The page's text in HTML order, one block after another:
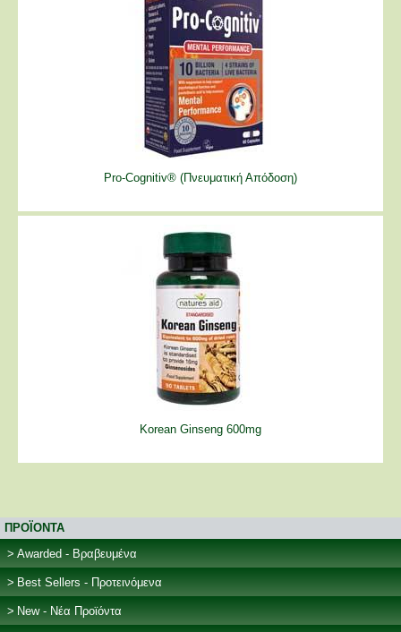
Pro-Cognitiv® (Πνευματική Απόδοση)
Korean Ginseng 600mg
ΠΡΟΪΟΝΤΑ
Awarded - Βραβευμένα
Best Sellers - Προτεινόμενα
New - Νέα Προϊόντα